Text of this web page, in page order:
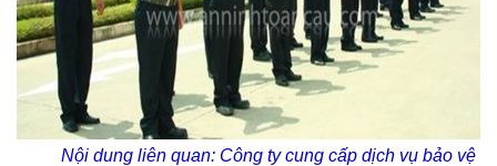
Nội dung liên quan: Công ty cung cấp dịch vụ bảo vệ